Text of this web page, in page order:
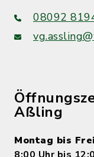
08092
Aßling
Montag bis